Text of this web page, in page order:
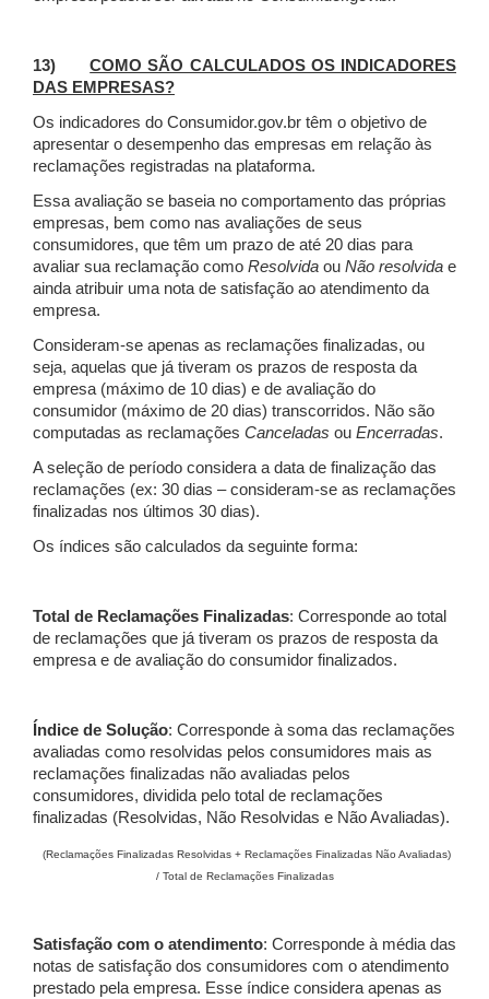
13)COMO SÃO CALCULADOS OS INDICADORES
DAS EMPRESAS?
Os indicadores do Consumidor.gov.br têm o objetivo de
apresentar o desempenho das empresas em relação às
reclamações registradas na plataforma.
Essa avaliação se baseia no comportamento das próprias
empresas, bem como nas avaliações de seus
consumidores, que têm um prazo de até 20 dias para
avaliar sua reclamação como Resolvida ou Não resolvida e
ainda atribuir uma nota de satisfação ao atendimento da
empresa.
Consideram-se apenas as reclamações finalizadas, ou
seja, aquelas que já tiveram os prazos de resposta da
empresa (máximo de 10 dias) e de avaliação do
consumidor (máximo de 20 dias) transcorridos. Não são
computadas as reclamações Canceladas ou Encerradas.
A seleção de período considera a data de finalização das
reclamações (ex: 30 dias – consideram-se as reclamações
finalizadas nos últimos 30 dias).
Os índices são calculados da seguinte forma:
Total de Reclamações Finalizadas: Corresponde ao total
de reclamações que já tiveram os prazos de resposta da
empresa e de avaliação do consumidor finalizados.
Índice de Solução: Corresponde à soma das reclamações
avaliadas como resolvidas pelos consumidores mais as
reclamações finalizadas não avaliadas pelos
consumidores, dividida pelo total de reclamações
finalizadas (Resolvidas, Não Resolvidas e Não Avaliadas).
(Reclamações Finalizadas Resolvidas + Reclamações Finalizadas Não Avaliadas)
/ Total de Reclamações Finalizadas
Satisfação com o atendimento: Corresponde à média das
notas de satisfação dos consumidores com o atendimento
prestado pela empresa. Esse índice considera apenas as